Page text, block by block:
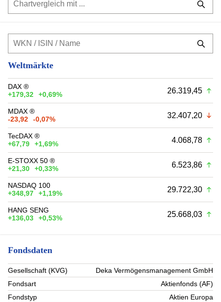
Weltmärkte
DAX ®
+179,32
+0,69% 26.319,45
MDAX ®
-23,92
-0,07% 32.407,20
TecDAX ®
+67,79
+1,69% 4.068,78
E-STOXX 50 ®
+21,30
+0,33% 6.523,86
NASDAQ 100
+348,97
+1,19% 29.722,30
HANG SENG
+136,03
+0,53% 25.668,03
Fondsdaten
Gesellschaft (KVG)
Deka Vermögensmanagement GmbH
Fondsart
Aktienfonds (AF)
Fondstyp
Aktien Europa